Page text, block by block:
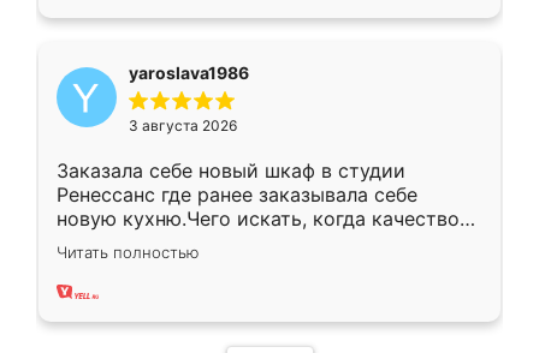
yaroslava1986
3 августа 2026
Заказала себе новый шкаф в студии
Ренессанс где ранее заказывала себе
новую кухню.Чего искать, когда качеством
вполне довольна. Служит кухня уже почти
два года, нареканий нет.
Читать полностью